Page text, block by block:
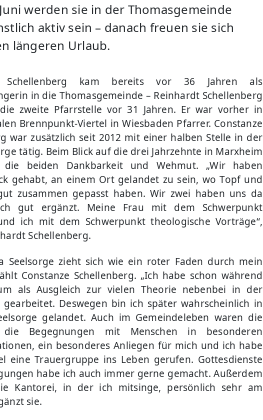
werden sie in der Thomasgemeinde
aktiv sein – danach freuen sie sich
längeren Urlaub.
Schellenberg kam bereits vor 36 Jahren als
in die Thomasgemeinde – Reinhardt Schellenberg
zweite Pfarrstelle vor 31 Jahren. Er war vorher in
Brennpunkt-Viertel in Wiesbaden Pfarrer. Constanze
war zusätzlich seit 2012 mit einer halben Stelle in der
tätig. Beim Blick auf die drei Jahrzehnte in Marxheim
die beiden Dankbarkeit und Wehmut. „Wir haben
gehabt, an einem Ort gelandet zu sein, wo Topf und
zusammen gepasst haben. Wir zwei haben uns da
gut ergänzt. Meine Frau mit dem Schwerpunkt
ich mit dem Schwerpunkt theologische Vorträge“,
Schellenberg.
Seelsorge zieht sich wie ein roter Faden durch mein
Constanze Schellenberg. „Ich habe schon während
als Ausgleich zur vielen Theorie nebenbei in der
gearbeitet. Deswegen bin ich später wahrscheinlich in
gelandet. Auch im Gemeindeleben waren die
die Begegnungen mit Menschen in besonderen
ein besonderes Anliegen für mich und ich habe
eine Trauergruppe ins Leben gerufen. Gottesdienste
habe ich auch immer gerne gemacht. Außerdem
Kantorei, in der ich mitsinge, persönlich sehr am
sie.